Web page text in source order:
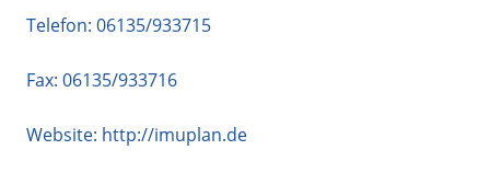
Telefon: 06135/933715
Fax: 06135/933716
Website: http://imuplan.de